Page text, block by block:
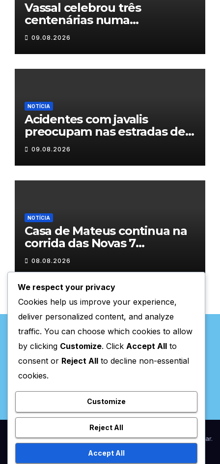
Vassal celebrou três
centenárias numa
homenagem a um século de
histórias
09.08.2026
NOTÍCIA
Acidentes com javalis
preocupam nas estradas de
Trás-os-Montes
09.08.2026
NOTÍCIA
Casa de Mateus continua na
corrida das Novas 7
Maravilhas de Portugal
08.08.2026
Valpaços Online
Proudly powered by WordPress|Theme:NewsupbyThemeansar.
HomeAnunciar / AssinaturasEstatuto EditorialFicha Técnica
We respect your privacy
Cookies help us improve your experience,
deliver personalized content, and analyze
traffic. You can choose which cookies to allow
by clicking Customize. Click Accept All to
consent or Reject All to decline non-essential
cookies.
Customize
Reject All
Accept All